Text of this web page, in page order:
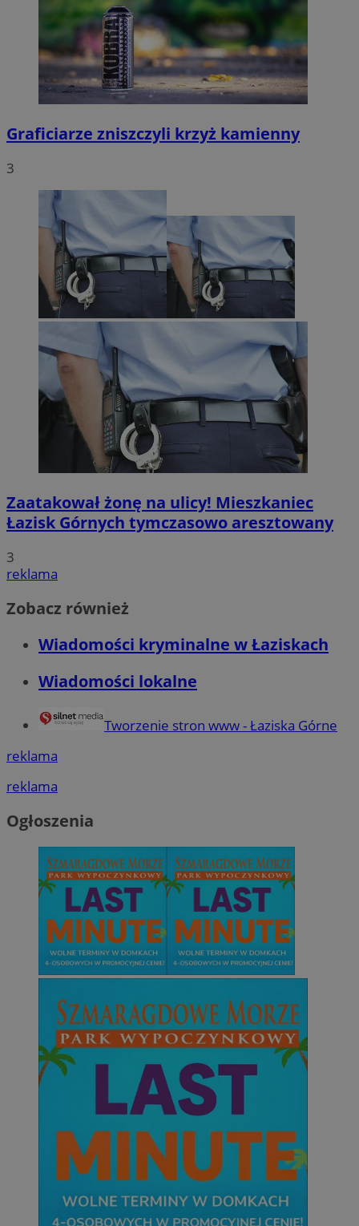
Graficiarze zniszczyli krzyż kamienny
3
Zaatakował żonę na ulicy! Mieszkaniec
Łazisk Górnych tymczasowo aresztowany
3
reklama
Zobacz również
Wiadomości kryminalne w Łaziskach
Wiadomości lokalne
Tworzenie stron www - Łaziska Górne
reklama
reklama
Ogłoszenia